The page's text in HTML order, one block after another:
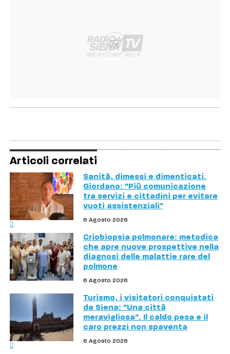
Ad
Articoli correlati
Sanità, dimessi e dimenticati.
Giordano: "Più comunicazione
tra servizi e cittadini per evitare
vuoti assistenziali"
6 Agosto 2026
Criobiopsia polmonare: metodica
che apre nuove prospettive nella
diagnosi delle malattie rare del
polmone
6 Agosto 2026
Turismo, i visitatori conquistati
da Siena: "Una città
meravigliosa". Il caldo pesa e il
caro prezzi non spaventa
6 Agosto 2026